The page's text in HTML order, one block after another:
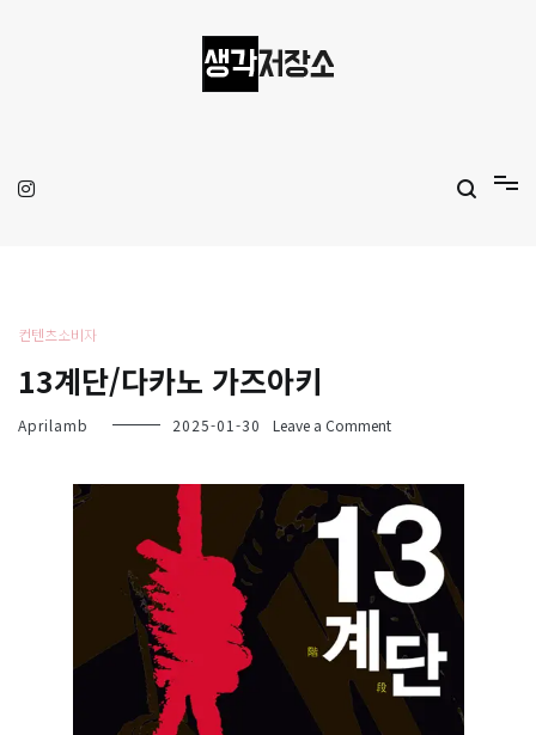
컨텐츠소비자
13계단/다카노 가즈아키
Aprilamb 2025-01-30 Leave a Commenton
단/
다
카
노
가
즈
키